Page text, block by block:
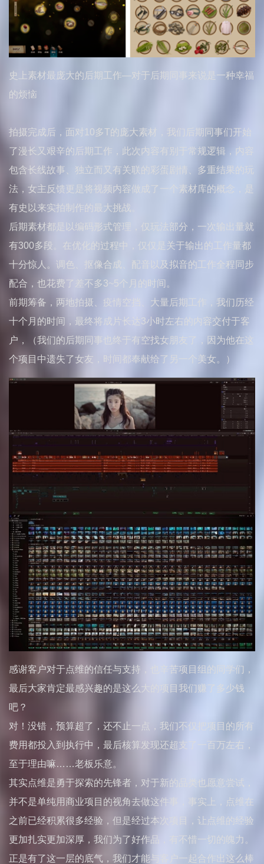
史上素材最庞大的后期工作—对于后期同事来说是一种幸福
的烦恼
拍摄完成后，面对10多T的庞大素材，我们后期同事们开始
了漫长又艰辛的后期工作，此次内容有别于常规逻辑，内容
包含长线故事、独立而又有关联的彩蛋剧情、多重结果的玩
法，女主反馈更是将视频内容做成了一个素材库的概念，是
有史以来实拍制作的最大挑战。
后期素材都是以编码形式管理，仅玩法部分，一次输出量就
有300多段。在优化的过程中，仅仅是关于输出的工作量都
十分惊人。调色、抠像合成、配音以及拟音的工作全程同步
配合，也花费了差不多3~5个月的时间。
前期筹备，两地拍摄、疫情空挡、大量后期工作，我们历经
十个月的时间，最终将成片长达3小时左右的内容交付于客
户，（我们的后期同事也终于有空找女朋友了，因为他在这
个项目中遗失了女友，时间都奉献给了另一个美女。）
感谢客户对于点维的信任与支持，也辛苦项目组的同学们，
最后大家肯定最感兴趣的是这么大的项目我们赚了多少钱
吧？
对！没错，预算超了，还不止一点，我们不仅把项目的所有
费用都投入到执行中，最后核算发现还超支了一百万左右，
至于理由嘛……老板乐意。
其实点维是勇于探索的先锋者，对于新的品类也愿意尝试，
并不是单纯用商业项目的视角去做这件事，事实上，点维在
之前已经积累很多经验，但是经过本次项目，让点维的经验
更加扎实更加深厚，我们为了好作品，有不惜一切的魄力。
正是有了这一层的底气，我们才能与客户一起合作出这么棒